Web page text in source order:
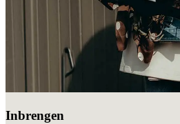
Inbrengen